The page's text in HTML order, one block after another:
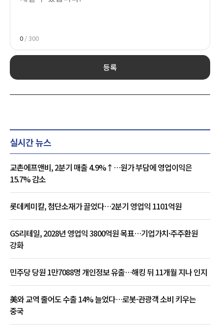
0 / 300
등록
실시간 뉴스
교촌에프앤비, 2분기 매출 4.9%↑…원가 부담에 영업이익은
15.7% 감소
롯데케미칼, 첨단소재가 끌었다…2분기 영업익 1101억원
GS리테일, 2028년 영업익 3800억원 목표…기업가치·주주환원
강화
민주당 당원 1만7088명 개인정보 유출…해킹 뒤 11개월 지나 인지
美와 교역 줄어도 수출 14% 늘었다…로봇·관광객 소비 키우는
중국